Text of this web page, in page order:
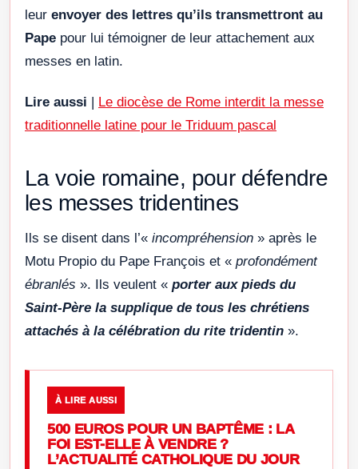
leur envoyer des lettres qu’ils transmettront au
Pape pour lui témoigner de leur attachement aux
messes en latin.
Lire aussi
Le diocèse de Rome interdit la messe
traditionnelle latine pour le Triduum pascal
La voie romaine, pour défendre
les messes tridentines
Ils se disent dans l’« incompréhension » après le
Motu Propio du Pape François et « profondément
ébranlés ». Ils veulent « porter aux pieds du
Saint-Père la supplique de tous les chrétiens
attachés à la célébration du rite tridentin ».
À LIRE AUSSI
500 EUROS POUR UN BAPTÊME : LA
FOI EST-ELLE À VENDRE ?
L’ACTUALITÉ CATHOLIQUE DU JOUR